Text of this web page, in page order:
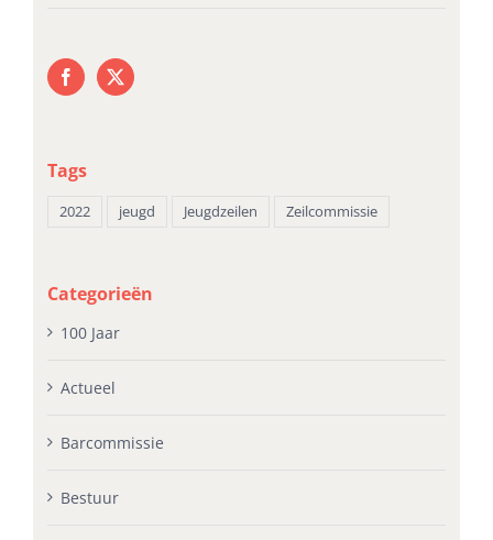
Tags
2022 jeugd Jeugdzeilen Zeilcommissie
Categorieën
100 Jaar
Actueel
Barcommissie
Bestuur